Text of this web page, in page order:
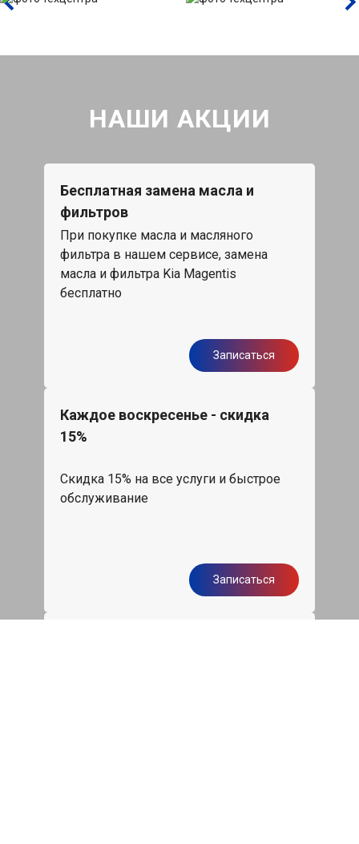
НАШИ АКЦИИ
Бесплатная замена масла и
фильтров
При покупке масла и масляного
фильтра в нашем сервисе, замена
масла и фильтра Kia Magentis
бесплатно
Записаться
Каждое воскресенье - скидка
15%
Скидка 15% на все услуги и быстрое
обслуживание
Записаться